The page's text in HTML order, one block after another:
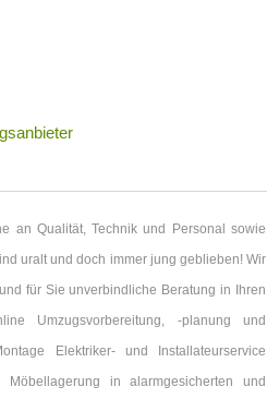
an Qualität, Technik und Personal sowie
uralt und doch immer jung geblieben! Wir
für Sie unverbindliche Beratung in Ihren
Umzugsvorbereitung, -planung und
Elektriker- und Installateurservice
Möbellagerung in alarmgesicherten und